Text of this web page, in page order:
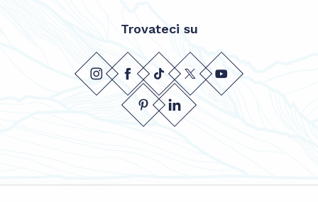
Trovateci su